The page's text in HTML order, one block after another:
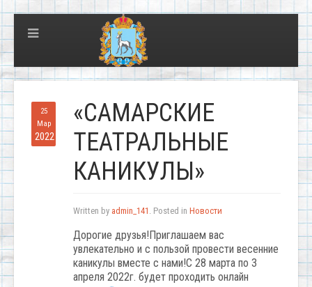
25
Мар
2022
«САМАРСКИЕ
ТЕАТРАЛЬНЫЕ
КАНИКУЛЫ»
Written by admin_141 . Posted in Новости
Дорогие друзья!Приглашаем вас
увлекательно и с пользой провести весенние
каникулы вместе с нами!С 28 марта по 3
апреля 2022г. будет проходить онлайн